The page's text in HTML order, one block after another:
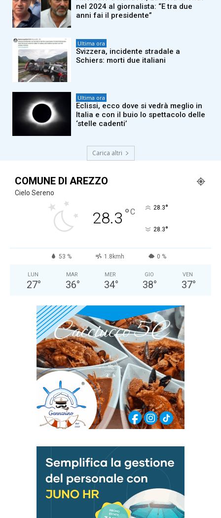
nel 2024 al giornalista: “E tra due
anni fai il presidente”
Ultima ora
Svizzera, incidente stradale a
Schiers: morti due italiani
Ultima ora
Eclissi, ecco dove si vedrà meglio in
Italia e con il buio lo spettacolo delle
‘stelle cadenti’
Carica altri
COMUNE DI AREZZO
Cielo Sereno
28.3 °C 28.3°
28.3°
53 % 1.8kmh 0 %
LUN
27°
MAR
36°
MER
34°
GIO
38°
VEN
37°